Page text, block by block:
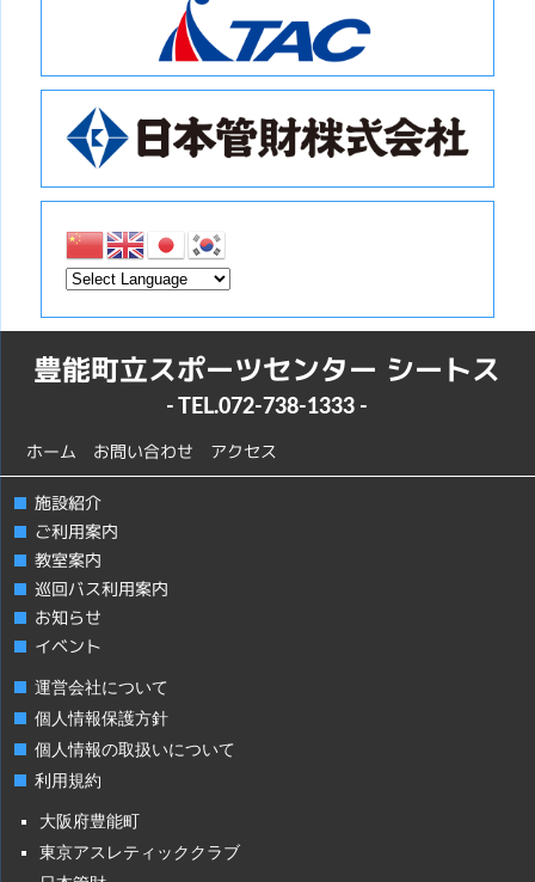
豊能町立スポーツセンター シートス
- TEL.072-738-1333 -
ホーム お問い合わせ アクセス
施設紹介
ご利用案内
教室案内
巡回バス利用案内
お知らせ
イベント
運営会社について
個人情報保護方針
個人情報の取扱いについて
利用規約
大阪府豊能町
東京アスレティッククラブ